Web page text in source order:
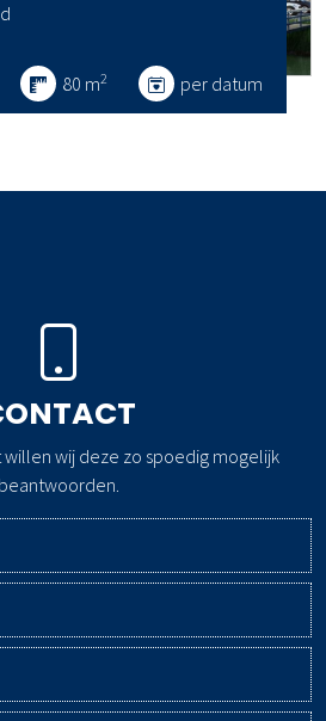
80 m2 per datum
willen wij deze zo spoedig mogelijk
beantwoorden.